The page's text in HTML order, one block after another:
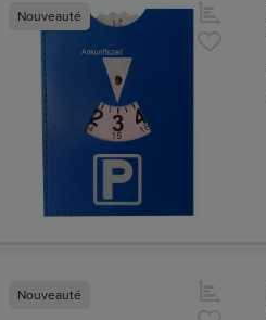
Nouveauté
Nouveauté